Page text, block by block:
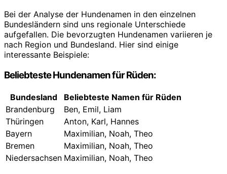
Bei der Analyse der Hundenamen in den einzelnen
Bundesländern sind uns regionale Unterschiede
aufgefallen. Die bevorzugten Hundenamen variieren je
nach Region und Bundesland. Hier sind einige
interessante Beispiele:
Beliebteste Hundenamen für Rüden:
Bundesland
Beliebteste Namen für Rüden
Brandenburg
Ben, Emil, Liam
Thüringen
Anton, Karl, Hannes
Bayern
Maximilian, Noah, Theo
Bremen
Maximilian, Noah, Theo
Niedersachsen Maximilian, Noah, Theo